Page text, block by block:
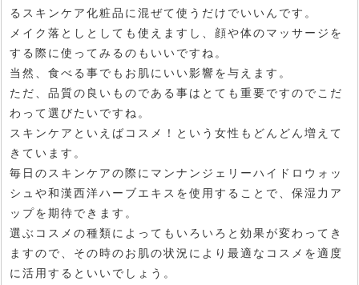
るスキンケア化粧品に混ぜて使うだけでいいんです。
メイク落としとしても使えますし、顔や体のマッサージを
する際に使ってみるのもいいですね。
当然、食べる事でもお肌にいい影響を与えます。
ただ、品質の良いものである事はとても重要ですのでこだ
わって選びたいですね。
スキンケアといえばコスメ！という女性もどんどん増えて
きています。
毎日のスキンケアの際にマンナンジェリーハイドロウォッ
シュや和漢西洋ハーブエキスを使用することで、保湿力ア
ップを期待できます。
選ぶコスメの種類によってもいろいろと効果が変わってき
ますので、その時のお肌の状況により最適なコスメを適度
に活用するといいでしょう。